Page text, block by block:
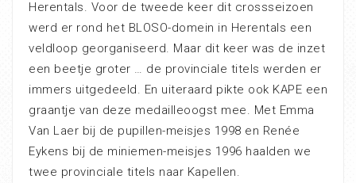
Herentals. Voor de tweede keer dit crossseizoen
werd er rond het BLOSO-domein in Herentals een
veldloop georganiseerd. Maar dit keer was de inzet
een beetje groter … de provinciale titels werden er
immers uitgedeeld. En uiteraard pikte ook KAPE een
graantje van deze medailleoogst mee. Met Emma
Van Laer bij de pupillen-meisjes 1998 en Renée
Eykens bij de miniemen-meisjes 1996 haalden we
twee provinciale titels naar Kapellen.